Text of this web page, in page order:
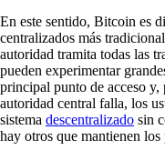
En este sentido, Bitcoin es
centralizados más
autoridad tramita todas las
pueden experimentar
principal punto de acceso
autoridad central falla, los
sistema descentralizado sin
hay otros que mantienen